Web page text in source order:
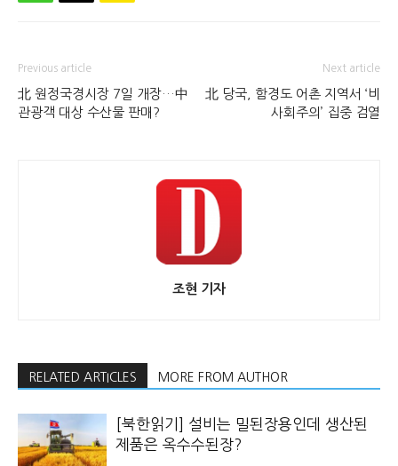
Previous article
北 원정국경시장 7일 개장…中
관광객 대상 수산물 판매?
Next article
北 당국, 함경도 어촌 지역서 ‘비
사회주의’ 집중 검열
조현 기자
RELATED ARTICLES MORE FROM AUTHOR
[북한읽기] 설비는 밀된장용인데 생산된
제품은 옥수수된장?